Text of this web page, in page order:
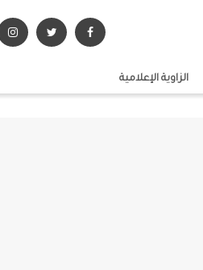
الزاوية الإعلامية